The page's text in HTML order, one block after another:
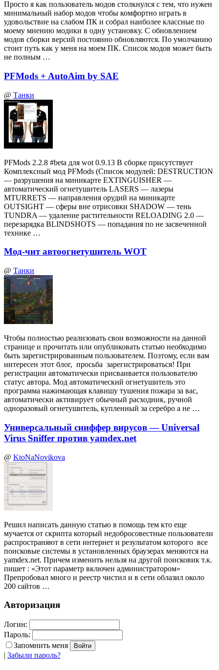
Просто я как пользователь модов столкнулся с тем, что нужен
минимальный набор модов чтобы комфортно играть в
удовольствие на слабом ПК и собрал наиболее классные по
моему мнению модики в одну установку. С обновлением
модов сборки версий постоянно обновляются. По умолчанию
стоит путь как у меня на моем ПК. Список модов может быть
не полным …
PFMods + AutoAim by SAE
@ Танки
PFMods 2.2.8 #beta для wot 0.9.13 В сборке присутствует
Комплексный мод PFMods (Список модулей: DESTRUCTION
— разрушения на миникарте EXTINGUISHER —
автоматический огнетушитель LASERS — лазеры
MTURRETS — направления орудий на миникарте
OUTSIGHT — сферы вне отрисовки SHADOW — тень
TUNDRA — удаление растительности RELOADING 2.0 —
перезарядка BLINDSHOTS — попадания по не засвеченной
технике …
Мод-чит автоогнетушитель WOT
@ Танки
Чтобы полностью реализовать свои возможности на данной
странице и прочитать или опубликовать статью необходимо
быть зарегистрированным пользователем. Поэтому, если вам
интересен этот блог, просьба зарегистрироваться! При
регистрации автоматически присваивается пользователю
статус автора. Мод автоматический огнетушитель это
программа нажимающая клавишу тушения пожара за вас,
автоматически активирует обычный расходник, ручной
одноразовый огнетушитель, купленный за серебро а не …
Универсальный сниффер вирусов — Universal
Virus Sniffer против yamdex.net
@ KtoNaNovikova
Решил написать данную статью в помощь тем кто еще
мучается от скрипта который недобросовестные пользователи
распространяют в сети интернет и результатом которого все
поисковые системы в установленных браузерах меняются на
yamdex.net. Причем изменить нельзя на другой поисковик т.к.
пишет : «Этот параметр включен администратором»
Препробовал много и реестр чистил и в сети облазил около
200 сайтов …
Авторизация
Логин:
Пароль:
Запомнить меня
| Забыли пароль?